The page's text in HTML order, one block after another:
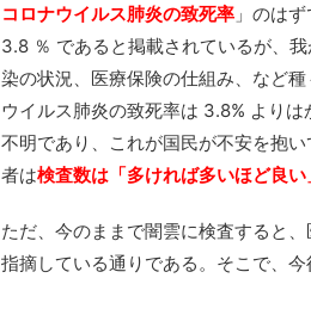
コロナウイルス肺炎の致死率 」のは
3.8 ％ であると掲載されているが、
染の状況、医療保険の仕組み、など
ウイルス肺炎の致死率は 3.8% より
不明であり、これが国民が不安を抱
者は検査数は「多ければ多いほど良い
ただ、今のままで闇雲に検査すると
指摘している通りである。そこで、今